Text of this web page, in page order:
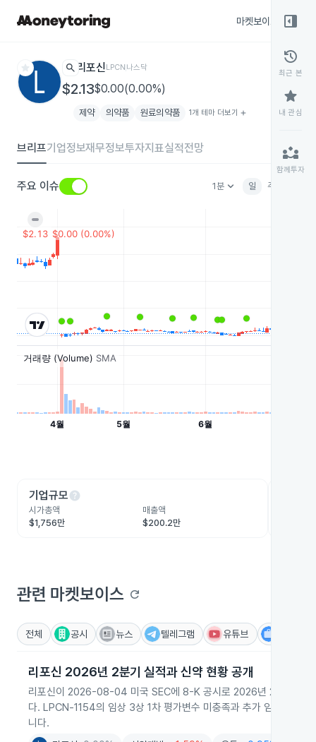
마켓보이스
star search 리포신LPCN나스닥
$2.13$0.00(0.00%)
제약 의약품 원료의약품 1개 테마 더보기 add
브리프기업정보재무정보투자지표실적전망
주요 이슈 1분keyboard_arrow_down 일 주
기업규모help
시가총액
$1,756만
매출액
$200.2만
관련 마켓보이스 refresh
전체 공시 뉴스 텔레그램 유튜브
리포신 2026년 2분기 실적과 신약 현황 공개
리포신이 2026-08-04 미국 SEC에 8-K 공시로 2026년 2분기 재무·
다. LPCN‑1154의 임상 3상 1차 평가변수 미충족과 추가 임상 계획,
니다.
right_panel_open
history
최근 본
star
내 관심
partner_exchange
함께투자